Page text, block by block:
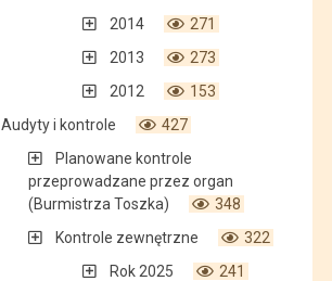
2014
271
2013
273
2012
153
Audyty i kontrole
427
Planowane kontrole
przeprowadzane przez organ
(Burmistrza Toszka)
348
Kontrole zewnętrzne
322
Rok 2025
241